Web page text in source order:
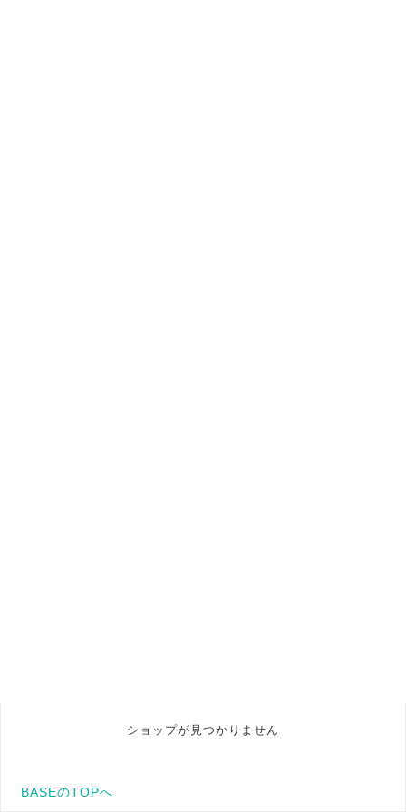
ショップが見つかりません
BASEのTOPへ